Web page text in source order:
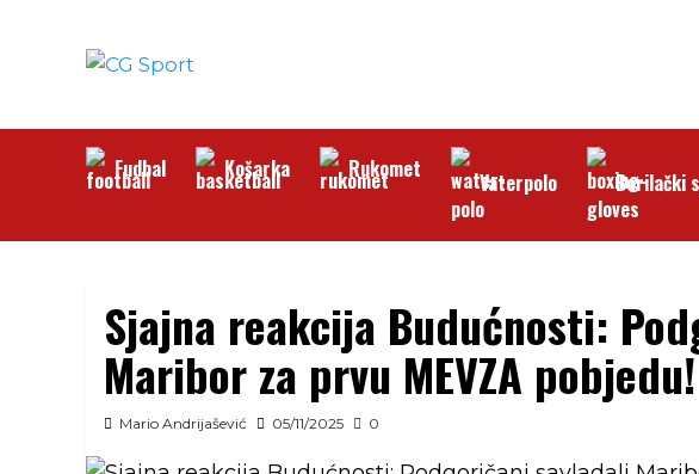
Fudbal Košarka Rukomet Vaterpolo Borilački
Sjajna reakcija Budućnosti:
Maribor za prvu MEVZA pobjedu!
Mario Andrijašević 05/11/2025 0